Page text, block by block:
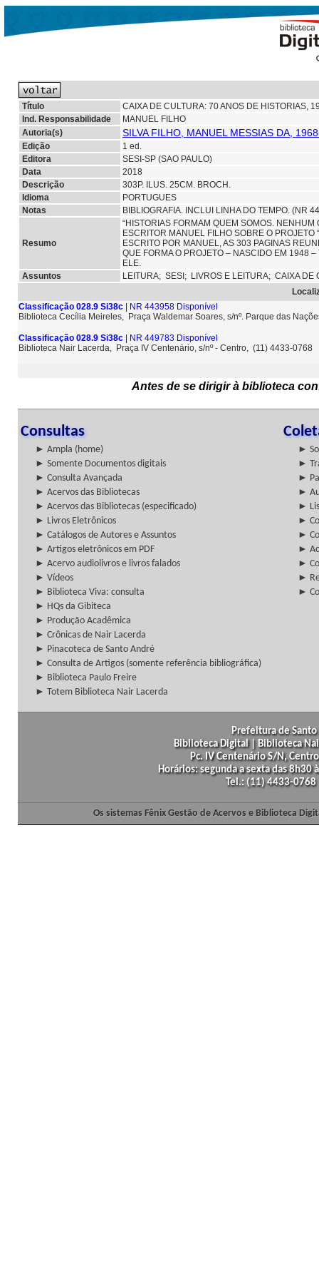
Título
CAIXA DE CULTURA: 70 ANOS DE HISTORIAS,
Ind. Responsabilidade
MANUEL FILHO
Autoria(s)
SILVA FILHO, MANUEL MESSIAS DA,
Edição
1 ed.
Editora
SESI-SP (SAO PAULO)
Data
2018
Descrição
303P. ILUS. 25CM. BROCH.
Idioma
PORTUGUES
Notas
BIBLIOGRAFIA. INCLUI LINHA DO TEMPO. (NR
Resumo
“HISTORIAS FORMAM QUEM SOMOS.
ESCRITOR MANUEL FILHO SOBRE O
ESCRITO POR MANUEL, AS 303 PAGINAS
QUE FORMA O PROJETO – NASCIDO EM 1948
ELE.
Assuntos
LEITURA; SESI; LIVROS E LEITURA; CAIXA DE
Classificação 028.9 Si38c | NR 443958 Disponível
Biblioteca Cecília Meireles, Praça Waldemar Soares, s/nº. Parque das
Classificação 028.9 Si38c | NR 449783 Disponível
Biblioteca Nair Lacerda, Praça IV Centenário, s/nº - Centro, (11) 4433-0768
Antes de se dirigir à biblioteca
Consultas
► Ampla (home)
►
► Somente Documentos digitais
►
► Consulta Avançada
►
► Acervos das Bibliotecas
►
► Acervos das Bibliotecas (especificado)
►
► Livros Eletrônicos
►
► Catálogos de Autores e Assuntos
►
► Artigos eletrônicos em PDF
►
► Acervo audiolivros e livros falados
►
► Vídeos
►
► Biblioteca Viva: consulta
►
► HQs da Gibiteca
► Produção Acadêmica
► Crônicas de Nair Lacerda
► Pinacoteca de Santo André
► Consulta de Artigos (somente referência bibliográfica)
► Biblioteca Paulo Freire
► Totem Biblioteca Nair Lacerda
Prefeitura de
Biblioteca Digital | Biblioteca
Pc. IV Centenário S/N,
Horários: segunda a sexta das
Tel.: (11) 4433-
Os sistemas Fênix Gestão de Acervos e Biblioteca